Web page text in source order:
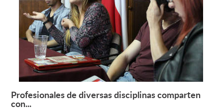
Leer más +
Profesionales de diversas disciplinas comparten
con...